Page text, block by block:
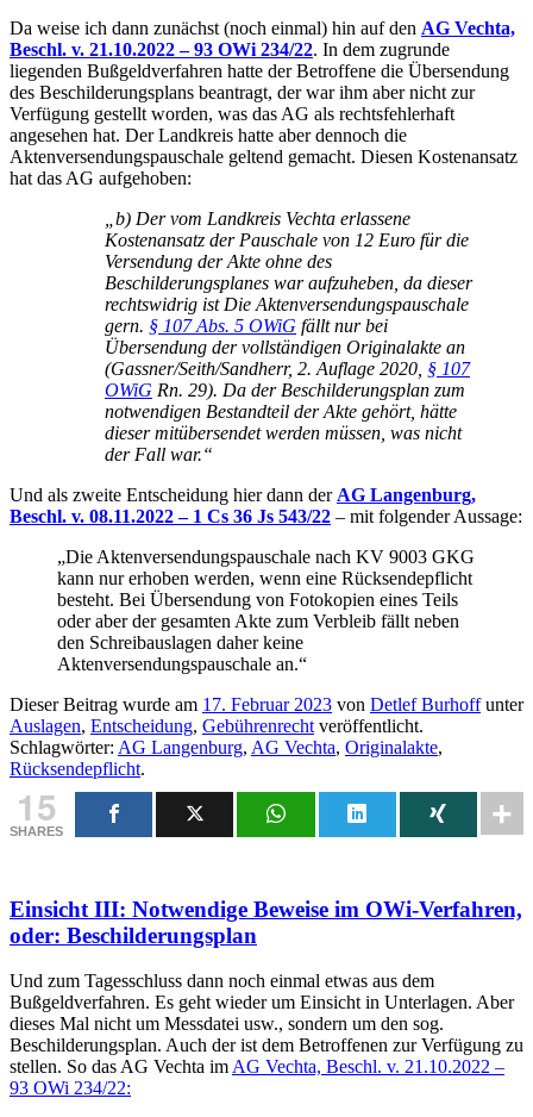
Da weise ich dann zunächst (noch einmal) hin auf den AG Vechta,
Beschl. v. 21.10.2022 – 93 OWi 234/22. In dem zugrunde
liegenden Bußgeldverfahren hatte der Betroffene die Übersendung
des Beschilderungsplans beantragt, der war ihm aber nicht zur
Verfügung gestellt worden, was das AG als rechtsfehlerhaft
angesehen hat. Der Landkreis hatte aber dennoch die
Aktenversendungspauschale geltend gemacht. Diesen Kostenansatz
hat das AG aufgehoben:
„b) Der vom Landkreis Vechta erlassene
Kostenansatz der Pauschale von 12 Euro für die
Versendung der Akte ohne des
Beschilderungsplanes war aufzuheben, da dieser
rechtswidrig ist Die Aktenversendungspauschale
gern. § 107 Abs. 5 OWiG fällt nur bei
Übersendung der vollständigen Originalakte an
(Gassner/Seith/Sandherr, 2. Auflage 2020, § 107
OWiG Rn. 29). Da der Beschilderungsplan zum
notwendigen Bestandteil der Akte gehört, hätte
dieser mitübersendet werden müssen, was nicht
der Fall war.“
Und als zweite Entscheidung hier dann der AG Langenburg,
Beschl. v. 08.11.2022 – 1 Cs 36 Js 543/22 – mit folgender Aussage:
„Die Aktenversendungspauschale nach KV 9003 GKG
kann nur erhoben werden, wenn eine Rücksendepflicht
besteht. Bei Übersendung von Fotokopien eines Teils
oder aber der gesamten Akte zum Verbleib fällt neben
den Schreibauslagen daher keine
Aktenversendungspauschale an.“
Dieser Beitrag wurde am 17. Februar 2023 von Detlef Burhoffunter
Auslagen, Entscheidung, Gebührenrecht veröffentlicht.
Schlagwörter: AG Langenburg, AG Vechta, Originalakte,
Rücksendepflicht.
15
SHARES
Einsicht III: Notwendige Beweise im OWi-Verfahren,
oder: Beschilderungsplan
Und zum Tagesschluss dann noch einmal etwas aus dem
Bußgeldverfahren. Es geht wieder um Einsicht in Unterlagen. Aber
dieses Mal nicht um Messdatei usw., sondern um den sog.
Beschilderungsplan. Auch der ist dem Betroffenen zur Verfügung zu
stellen. So das AG Vechta imAG Vechta, Beschl. v. 21.10.2022 –
93 OWi 234/22: